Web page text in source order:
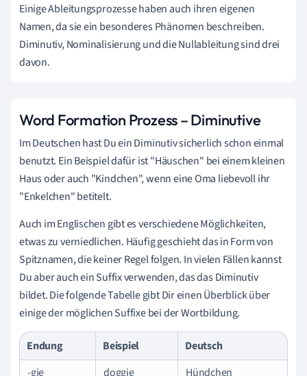
Einige Ableitungsprozesse haben auch ihren eigenen
Namen, da sie ein besonderes Phänomen beschreiben.
Diminutiv, Nominalisierung und die Nullableitung sind drei
davon.
Word Formation Prozess – Diminutive
Im Deutschen hast Du ein Diminutiv sicherlich schon einmal
benutzt. Ein Beispiel dafür ist "Häuschen" bei einem kleinen
Haus oder auch "Kindchen", wenn eine Oma liebevoll ihr
"Enkelchen" betitelt.
Auch im Englischen gibt es verschiedene Möglichkeiten,
etwas zu verniedlichen. Häufig geschieht das in Form von
Spitznamen, die keiner Regel folgen. In vielen Fällen kannst
Du aber auch ein Suffix verwenden, das das Diminutiv
bildet. Die folgende Tabelle gibt Dir einen Überblick über
einige der möglichen Suffixe bei der Wortbildung.
Endung Beispiel
Deutsch
-gie
doggie
Hündchen